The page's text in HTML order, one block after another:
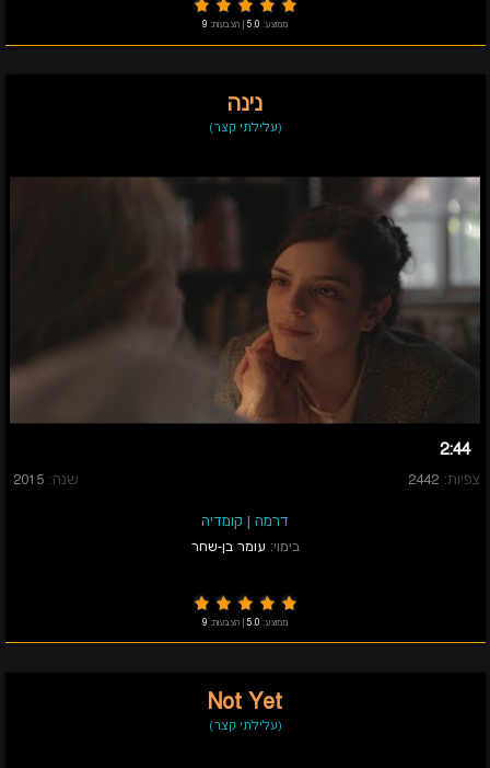
ממוצע: 5.0 הצבעות: 9
נינה
(עלילתי קצר)
2:44
צפיות: 2442 שנה: 2015
דרמה | קומדיה
בימוי: עומר בן-שחר
ממוצע: 5.0 הצבעות: 9
Not Yet
(עלילתי קצר)